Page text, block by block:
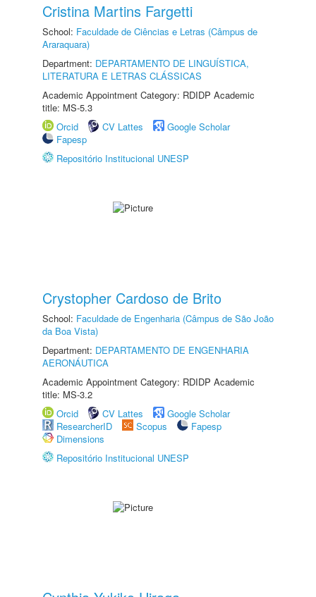
Cristina Martins Fargetti
School: Faculdade de Ciências e Letras (Câmpus de
Araraquara)
Department: DEPARTAMENTO DE LINGUÍSTICA,
LITERATURA E LETRAS CLÁSSICAS
Academic Appointment Category: RDIDP Academic
title: MS-5.3
Orcid
CV Lattes
Google Scholar
Fapesp
Repositório Institucional UNESP
Crystopher Cardoso de Brito
School: Faculdade de Engenharia (Câmpus de São João
da Boa Vista)
Department: DEPARTAMENTO DE ENGENHARIA
AERONÁUTICA
Academic Appointment Category: RDIDP Academic
title: MS-3.2
Orcid
CV Lattes
Google Scholar
ResearcherID
Scopus
Fapesp
Dimensions
Repositório Institucional UNESP